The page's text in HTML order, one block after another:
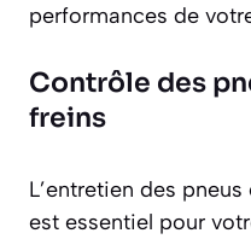
performances de
Contrôle des
freins
L’entretien des
est essentiel pour